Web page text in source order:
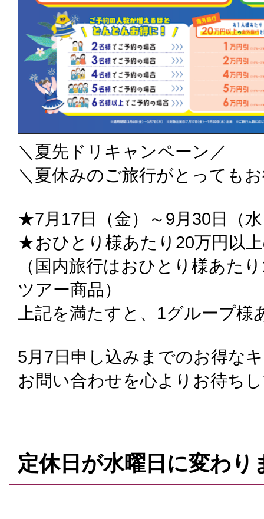
＼夏先ドリキャンペーン／
＼夏休みのご旅行がとっても
★7月17日（金）～9月30日（
★おひとり様あたり20万円以
（国内旅行はおひとり様あた
ツアー商品）
上記を満たすと、1グループ
5月7日申し込みまでのお得な
お問い合わせを心よりお待ち
定休日が水曜日に変わり